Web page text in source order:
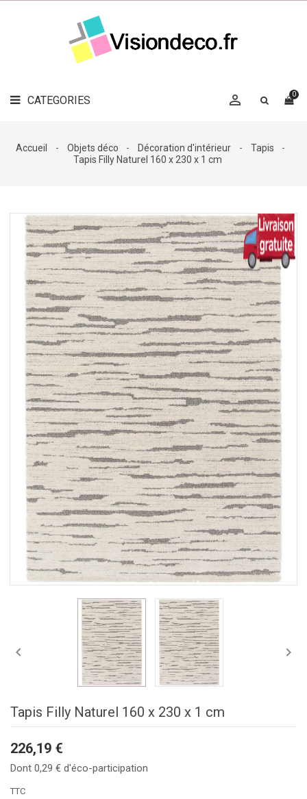
CATEGORIES 0

LE
MAG
DÉCO

DÉCO
Accueil Objets déco Décoration d'intérieur
Tapis
Tapis Filly Naturel 160 x 230 x 1 cm
 
Tapis Filly Naturel 160 x 230 x 1 cm
226,19 €
Dont 0,29 € d'éco-participation
TTC